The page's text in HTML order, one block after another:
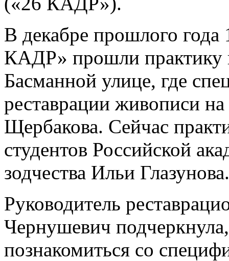
В декабре прошлого года
КАДР» прошли практику
Басманной улице, где
реставрации живописи
Щербакова. Сейчас
студентов Российской
зодчества Ильи Глазунова.
Руководитель
Чернушевич
познакомиться со